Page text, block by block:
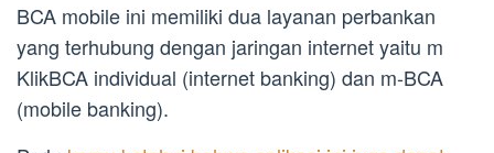
BCA mobile ini memiliki dua layanan perbankan
yang terhubung dengan jaringan internet yaitu m
KlikBCA individual (internet banking) dan m-BCA
(mobile banking).